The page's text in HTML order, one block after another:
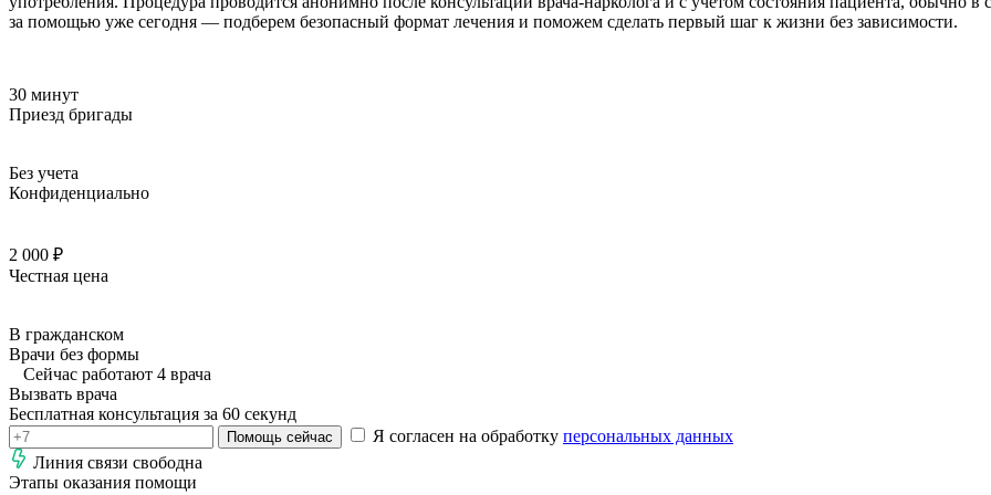
за помощью уже сегодня — подберем безопасный формат лечения и поможем сделать первый шаг к жизни без зависимости.
30 минут
Приезд бригады
Без учета
Конфиденциально
2 000 ₽
Честная цена
В гражданском
Врачи без формы
Сейчас работают 4 врача
Вызвать врача
Бесплатная консультация за 60 секунд
Помощь сейчас Я согласен на обработку персональных данных
Линия связи свободна
Этапы оказания помощи